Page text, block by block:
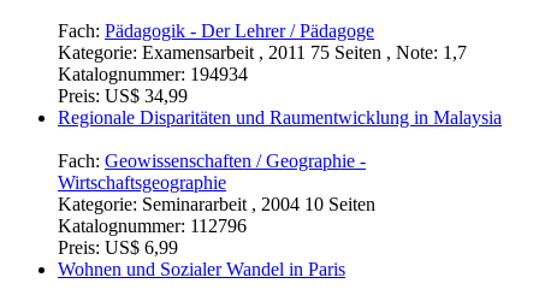
Fach: Pädagogik - Der Lehrer / Pädagoge
Kategorie: Examensarbeit , 2011 75 Seiten , Note: 1,7
Katalognummer: 194934
Preis: US$ 34,99
Regionale Disparitäten und Raumentwicklung in Malaysia
Fach: Geowissenschaften / Geographie -
Wirtschaftsgeographie
Kategorie: Seminararbeit , 2004 10 Seiten
Katalognummer: 112796
Preis: US$ 6,99
Wohnen und Sozialer Wandel in Paris